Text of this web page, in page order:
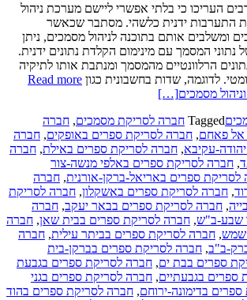
העריכו כי בלתי אפשרי ליישם מערכת ניהול
התערבות ידנית כלשהי. מסתבר שכאשר
ומשלבים אותם בתוכנה לניהול מסמכים, ניתן
נתוני המסמך עם מינימום הקלדת נתונים ידנית.
הרלוונטיים מהמסמך ומנתבת אותו לתיקיה
לדוגמה, שדות בחשבונית כגון Read more
[…]
Tagged חברה לסריקת מסמכים, חברה
אל פאחם, חברה לסריקת ספרים באופקים, חברה
עקיבא, חברה לסריקת ספרים באילת, חברה
, חברה לסריקת ספרים באלפי מנשה-צור
לסריקת ספרים באריאל-ברקן-אורנית, חברה
, חברה לסריקת ספרים באשקלון, חברה לסריקת
, חברה לסריקת ספרים בבאר יעקב, חברה
שבע-ב"ש, חברה לסריקת ספרים בבית שאן, חברה
שמש, חברה לסריקת ספרים בביתר עילית, חברה
ב"ב, חברה לסריקת ספרים בברקן-בית
ספרים בבת ים, חברה לסריקת ספרים בגבעת
ספרים בגבעתיים, חברה לסריקת ספרים בגני
בדימונה-ירוחם, חברה לסריקת ספרים בהוד